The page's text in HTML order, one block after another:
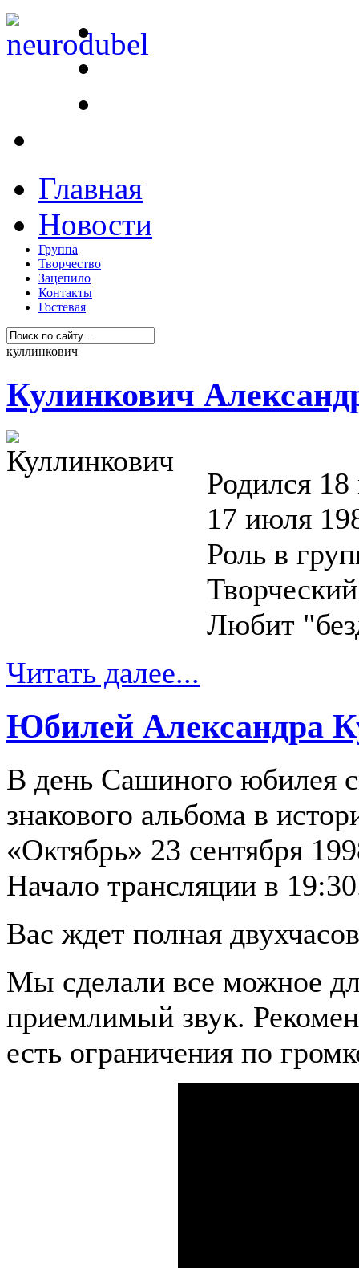
Главная
Новости
Группа
Творчество
Зацепило
Контакты
Гостевая
куллинкович
Кулинкович
Родился
17 июля
Роль в
Любит
Читать далее...
Юбилей Александра
В день Сашиного юбилея
знакового альбома в
«Октябрь» 23 сентября
Начало трансляции в
Вас ждет полная
Мы сделали все можное
приемлимый звук.
есть ограничения по